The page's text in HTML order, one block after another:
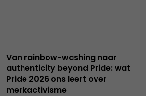
Van rainbow-washing naar
authenticity beyond Pride: wat
Pride 2026 ons leert over
merkactivisme